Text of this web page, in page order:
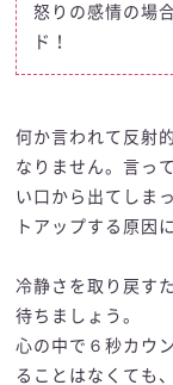
怒りの感情の場
ド！
何か言われて反射
なりません。言っ
い口から出てしま
トアップする原因
冷静さを取り戻す
待ちましょう。
心の中で６秒カウ
ることはなくても